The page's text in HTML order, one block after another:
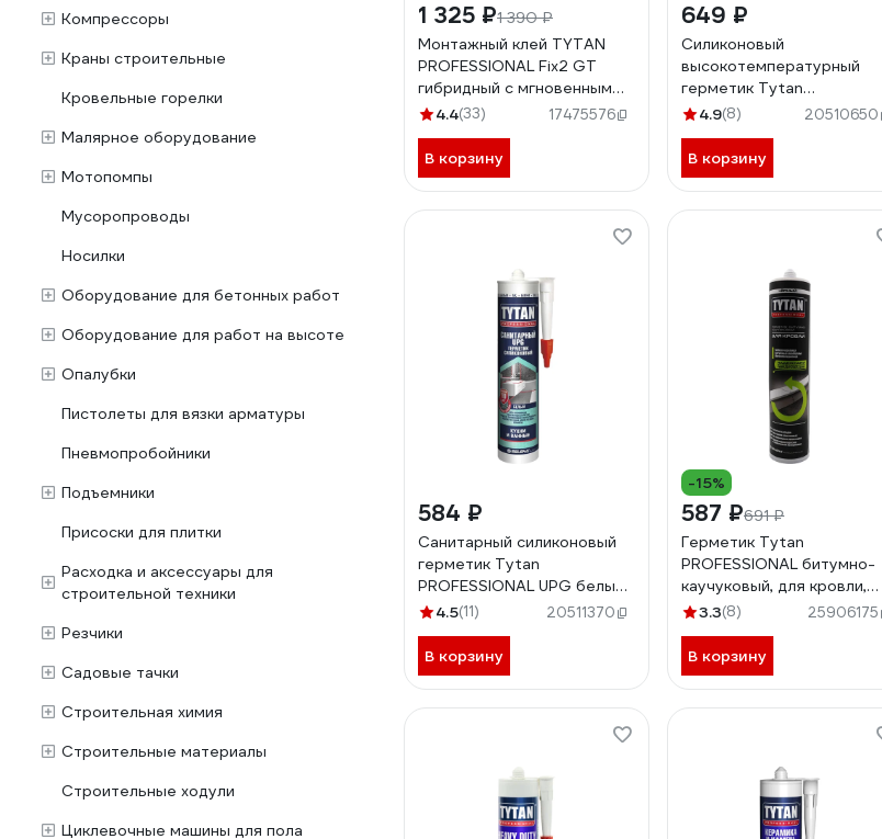
Компрессоры
Краны строительные
Кровельные горелки
Малярное оборудование
Мотопомпы
Мусоропроводы
Носилки
Оборудование для бетонных работ
Оборудование для работ на высоте
Опалубки
Пистолеты для вязки арматуры
Пневмопробойники
Подъемники
Присоски для плитки
Расходка и аксессуары для
строительной техники
Резчики
Садовые тачки
Строительная химия
Строительные материалы
Строительные ходули
Циклевочные машины для пола
1 325 ₽1 390 ₽
Монтажный клей TYTAN
PROFESSIONAL Fix2 GT
гибридный с мгновенным
начальным схватыванием,
4.4(33) 17475576
В корзину
649 ₽
Силиконовый
высокотемпературный
герметик Tytan
PROFESSIONAL красный,
4.9(8) 20510650
В корзину
584 ₽
Санитарный силиконовый
герметик Tytan
PROFESSIONAL UPG белый,
280 мл 87584 229540
4.5(11) 20511370
В корзину
-15%
587 ₽691 ₽
Герметик Tytan
PROFESSIONAL битумно-
каучуковый, для кровли,
черный, 310 мл 250693
3.3(8) 25906175
В корзину